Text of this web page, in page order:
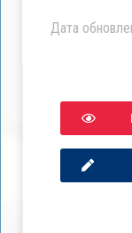
Дата